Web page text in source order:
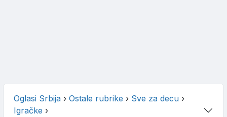
Oglasi Srbija › Ostale rubrike › Sve za decu ›
Igračke ›